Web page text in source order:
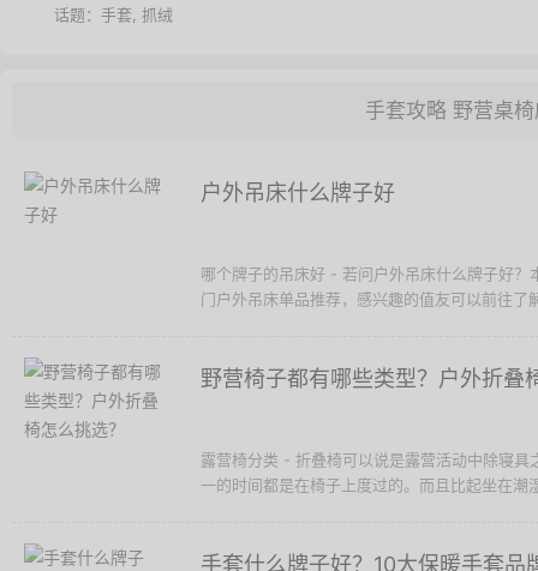
话题： 手套 抓绒
手套攻略 野营桌
户外吊床什么牌子好
哪个牌子的吊床好 - 若问户外吊床什么牌子好
门户外吊床单品推荐，感兴趣的值友可以前往了
野营椅子都有哪些类型？户外折叠
露营椅分类 - 折叠椅可以说是露营活动中除寝
一的时间都是在椅子上度过的。而且比起坐在潮
手套什么牌子好？10大保暖手套品